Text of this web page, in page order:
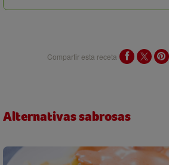
Compartir esta receta
Alternativas sabrosas